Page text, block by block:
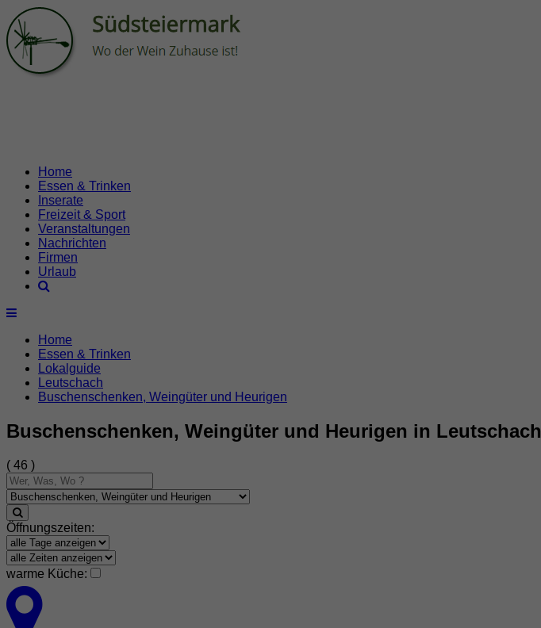
Home
Essen & Trinken
Inserate
Freizeit & Sport
Veranstaltungen
Nachrichten
Firmen
Urlaub
Home
Essen & Trinken
Lokalguide
Leutschach
Buschenschenken, Weingüter und Heurigen
Buschenschenken, Weingüter und Heurigen in Leutschach
( 46 )
Öffnungszeiten:
warme Küche: